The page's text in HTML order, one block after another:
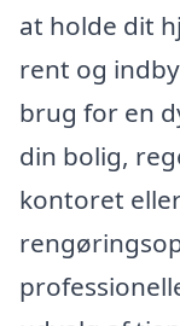
at holde dit
rent og
brug for en
din bolig,
kontoret